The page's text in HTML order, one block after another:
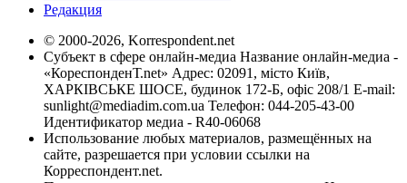
Редакция
© 2000-2026, Korrespondent.net
Субъект в сфере онлайн-медиа Название онлайн-медиа -
«КореспонденТ.net» Адрес: 02091, місто Київ,
ХАРКІВСЬКЕ ШОСЕ, будинок 172-Б, офіс 208/1 E-mail:
sunlight@mediadim.com.ua Телефон: 044-205-43-00
Идентификатор медиа - R40-06068
Использование любых материалов, размещённых на
сайте, разрешается при условии ссылки на
Корреспондент.net.